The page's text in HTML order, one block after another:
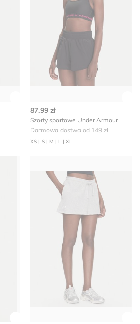
87.99 zł
Szorty sportowe Under Armour
Darmowa dostwa od 149 zł
XS | S | M | L | XL